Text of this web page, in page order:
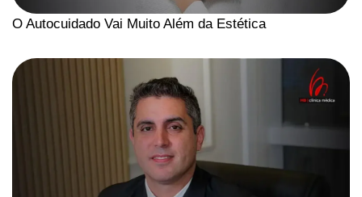
O Autocuidado Vai Muito Além da Estética